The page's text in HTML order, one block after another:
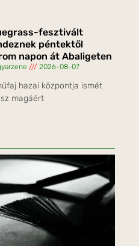
fesztivált
péntektől
napon át Abaligeten
2026-08-07
hazai központja ismét
magáért